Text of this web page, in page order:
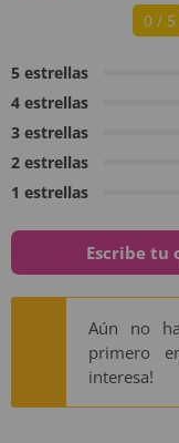
0 / 5
5 estrellas
4 estrellas
3 estrellas
2 estrellas
1 estrellas
Escribe tu
Aún no
primero
interesa!